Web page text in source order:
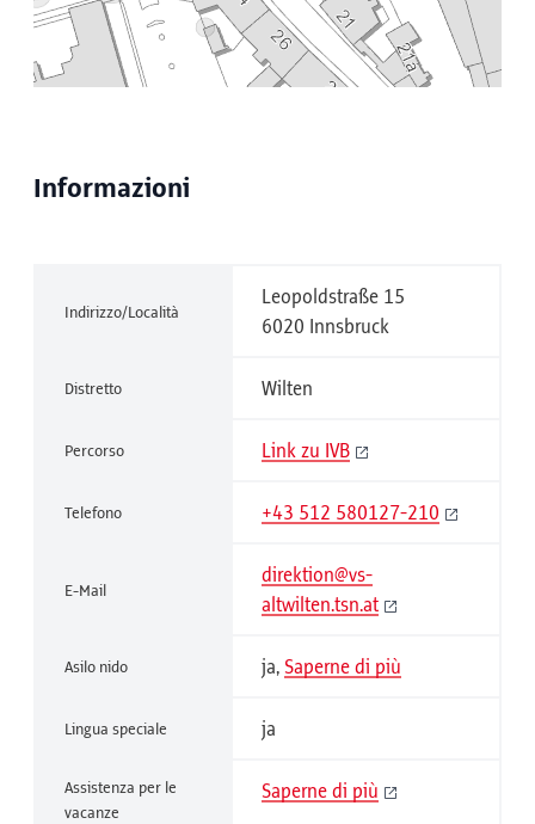
Informazioni
Indirizzo/Località
Leopoldstraße 15
6020 Innsbruck
Distretto Wilten
Percorso Link zu IVB
Telefono +43 512 580127-210
E-Mail
direktion@vs-
altwilten.tsn.at
Asilo nido ja, Saperne di più
Lingua speciale ja
Assistenza per le
vacanze
Saperne di più